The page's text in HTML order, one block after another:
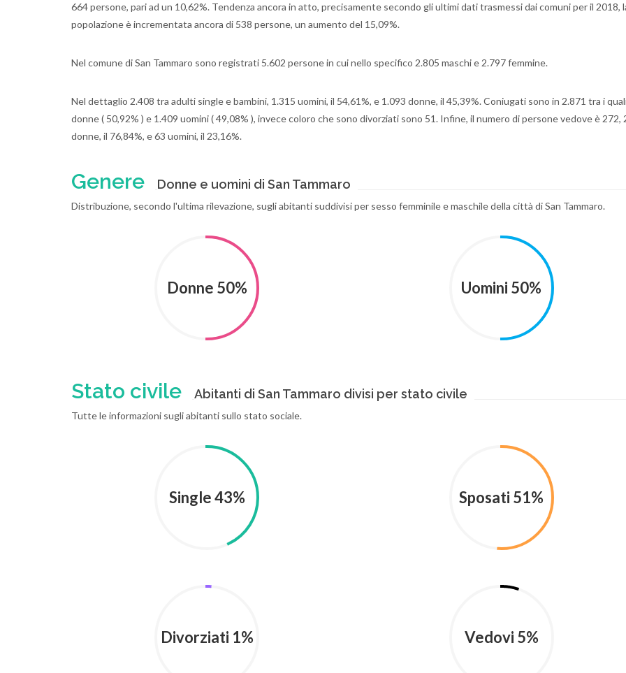
664 persone, pari ad un 10,62%. Tendenza ancora in atto, precisamente secondo gli ultimi dati trasmessi dai comuni per il 2018,
popolazione è incrementata ancora di 538 persone, un aumento del 15,09%.
Nel comune di San Tammaro sono registrati 5.602 persone in cui nello specifico 2.805 maschi e 2.797 femmine.
Nel dettaglio 2.408 tra adulti single e bambini, 1.315 uomini, il 54,61%, e 1.093 donne, il 45,39%. Coniugati sono in 2.871 tra i
donne ( 50,92% ) e 1.409 uomini ( 49,08% ), invece coloro che sono divorziati sono 51. Infine, il numero di persone vedove è 272,
donne, il 76,84%, e 63 uomini, il 23,16%.
Genere Donne e uomini di San Tammaro
Distribuzione, secondo l'ultima rilevazione, sugli abitanti suddivisi per sesso femminile e maschile della città di San Tammaro.
Donne 50% Uomini 50%
Stato civile Abitanti di San Tammaro divisi per stato civile
Tutte le informazioni sugli abitanti sullo stato sociale.
Single 43% Sposati 51%
Divorziati 1% Vedovi 5%